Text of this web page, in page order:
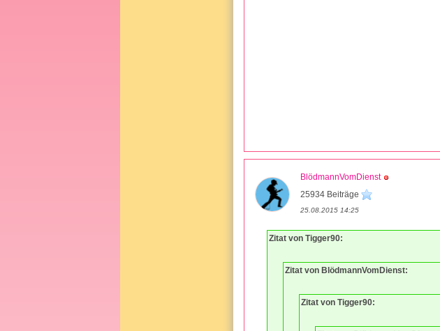
BlödmannVomDienst
25934 Beiträge
25.08.2015 14:25
Zitat von Tigger90:
Zitat von BlödmannVomDienst:
Zitat von Tigger90: